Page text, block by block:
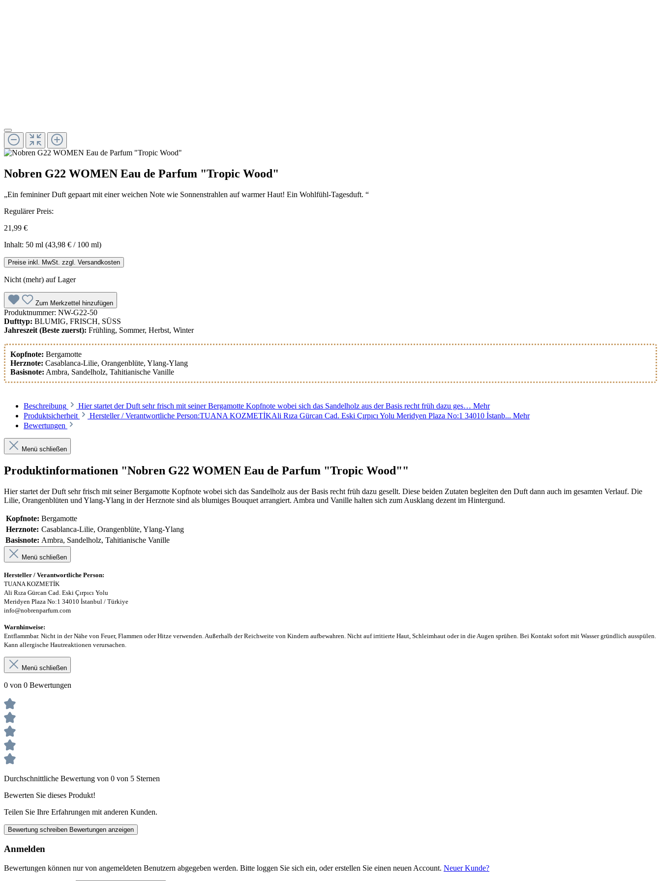
Nobren G22 WOMEN Eau de Parfum "Tropic Wood"
„Ein femininer Duft gepaart mit einer weichen Note wie Sonnenstrahlen auf warmer Haut! Ein Wohlfühl-Tagesduft. “
Regulärer Preis:
21,99 €
Inhalt: 50 ml (43,98 € / 100 ml)
Preise inkl. MwSt. zzgl. Versandkosten
Nicht (mehr) auf Lager
Zum Merkzettel hinzufügen
Produktnummer: NW-G22-50
Dufttyp: BLUMIG, FRISCH, SÜSS
Jahreszeit (Beste zuerst): Frühling, Sommer, Herbst, Winter
Kopfnote: Bergamotte
Herznote: Casablanca-Lilie, Orangenblüte, Ylang-Ylang
Basisnote: Ambra, Sandelholz, Tahitianische Vanille
Beschreibung Hier startet der Duft sehr frisch mit seiner Bergamotte Kopfnote wobei sich das Sandelholz aus der Basis recht früh dazu ges… Mehr
Produktsicherheit
Hersteller / Verantwortliche Person:TUANA KOZMETİKAli Rıza Gürcan Cad. Eski Çırpıcı Yolu Meridyen Plaza No:1 34010 İstanb... Mehr
Bewertungen
Menü schließen
Produktinformationen "Nobren G22 WOMEN Eau de Parfum "Tropic Wood""
Hier startet der Duft sehr frisch mit seiner Bergamotte Kopfnote wobei sich das Sandelholz aus der Basis recht früh dazu gesellt. Diese beiden Zutaten begleiten den Duft dann auch im gesamten Verlauf. Die
Lilie, Orangenblüten und Ylang-Ylang in der Herznote sind als blumiges Bouquet arrangiert. Ambra und Vanille halten sich zum Ausklang dezent im Hintergund.
Kopfnote: Bergamotte
Herznote: Casablanca-Lilie, Orangenblüte, Ylang-Ylang
Basisnote: Ambra, Sandelholz, Tahitianische Vanille
Menü schließen
Hersteller / Verantwortliche Person:
TUANA KOZMETİK
Ali Rıza Gürcan Cad. Eski Çırpıcı Yolu
Meridyen Plaza No:1 34010 İstanbul / Türkiye
info@nobrenparfum.com
Warnhinweise:
Entflammbar. Nicht in der Nähe von Feuer, Flammen oder Hitze verwenden. Außerhalb der Reichweite von Kindern aufbewahren. Nicht auf irritierte Haut, Schleimhaut oder in die Augen sprühen. Bei Kontakt sofort mit Wasser gründlich ausspülen.
Kann allergische Hautreaktionen verursachen.
Menü schließen
0 von 0 Bewertungen
Durchschnittliche Bewertung von 0 von 5 Sternen
Bewerten Sie dieses Produkt!
Teilen Sie Ihre Erfahrungen mit anderen Kunden.
Bewertung schreiben Bewertungen anzeigen
Anmelden
Bewertungen können nur von angemeldeten Benutzern abgegeben werden. Bitte loggen Sie sich ein, oder erstellen Sie einen neuen Account. Neuer Kunde?